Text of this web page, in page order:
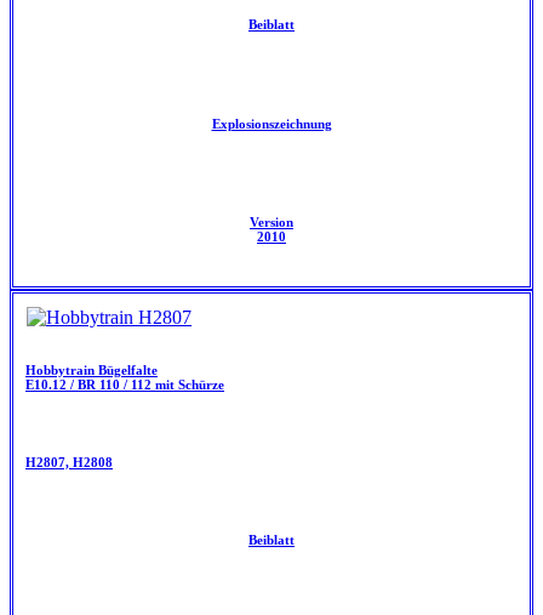
Beiblatt
Explosionszeichnung
Version
2010
Hobbytrain Bügelfalte
E10.12 / BR 110 / 112 mit Schürze
H2807, H2808
Beiblatt